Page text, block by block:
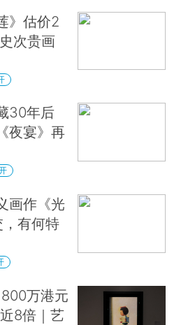
》估价2
次贵画
30年后
夜宴》再
画作《光
有何特
万港元
8倍｜艺